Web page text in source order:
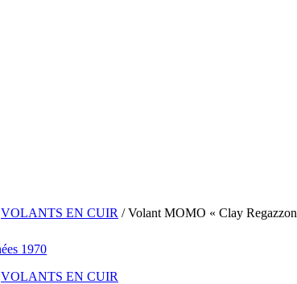
VOLANTS EN CUIR / Volant MOMO « Clay
VOLANTS EN CUIR